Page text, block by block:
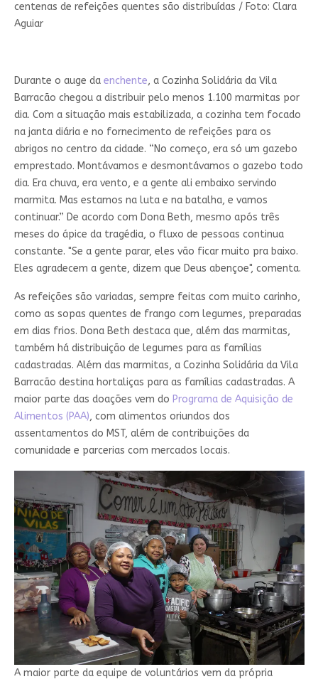
centenas de refeições quentes são distribuídas / Foto: Clara
Aguiar
Durante o auge da enchente, a Cozinha Solidária da Vila
Barracão chegou a distribuir pelo menos 1.100 marmitas por
dia. Com a situação mais estabilizada, a cozinha tem focado
na janta diária e no fornecimento de refeições para os
abrigos no centro da cidade. “No começo, era só um gazebo
emprestado. Montávamos e desmontávamos o gazebo todo
dia. Era chuva, era vento, e a gente ali embaixo servindo
marmita. Mas estamos na luta e na batalha, e vamos
continuar.” De acordo com Dona Beth, mesmo após três
meses do ápice da tragédia, o fluxo de pessoas continua
constante. "Se a gente parar, eles vão ficar muito pra baixo.
Eles agradecem a gente, dizem que Deus abençoe", comenta.
As refeições são variadas, sempre feitas com muito carinho,
como as sopas quentes de frango com legumes, preparadas
em dias frios. Dona Beth destaca que, além das marmitas,
também há distribuição de legumes para as famílias
cadastradas. Além das marmitas, a Cozinha Solidária da Vila
Barracão destina hortaliças para as famílias cadastradas. A
maior parte das doações vem do Programa de Aquisição de
Alimentos (PAA), com alimentos oriundos dos
assentamentos do MST, além de contribuições da
comunidade e parcerias com mercados locais.
A maior parte da equipe de voluntários vem da própria